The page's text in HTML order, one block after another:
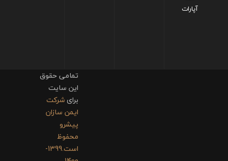
آپارات
تمامی حقوق
این سایت
برایشرکت
ایمن سازان
پیشرو
محفوظ
است.1399-